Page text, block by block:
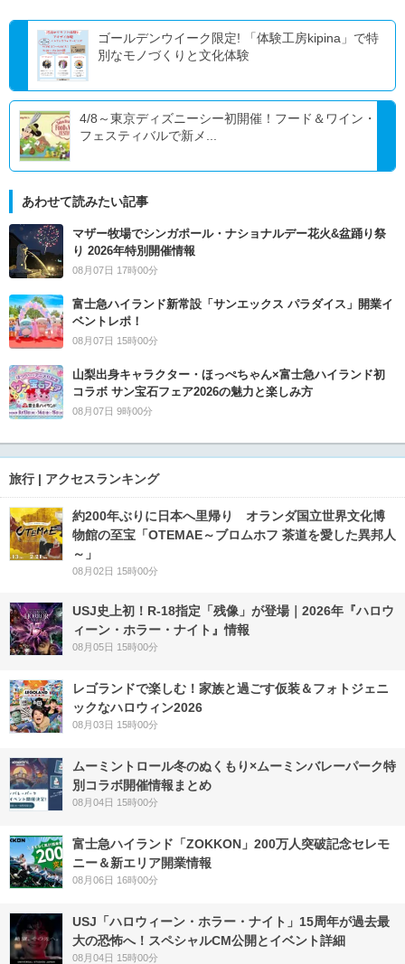
ゴールデンウイーク限定! 「体験工房kipina」で特
別なモノづくりと文化体験
4/8～東京ディズニーシー初開催！フード＆ワイン・
フェスティバルで新メ...
あわせて読みたい記事
マザー牧場でシンガポール・ナショナルデー花火&盆踊り祭
り 2026年特別開催情報
08月07日 17時00分
富士急ハイランド新常設「サンエックス パラダイス」開業イ
ベントレポ！
08月07日 15時00分
山梨出身キャラクター・ほっぺちゃん×富士急ハイランド初
コラボ サン宝石フェア2026の魅力と楽しみ方
08月07日 9時00分
旅行 | アクセスランキング
約200年ぶりに日本へ里帰り オランダ国立世界文化博
物館の至宝「OTEMAE～ブロムホフ 茶道を愛した異邦人
～」
08月02日 15時00分
USJ史上初！R-18指定「残像」が登場｜2026年『ハロウ
ィーン・ホラー・ナイト』情報
08月05日 15時00分
レゴランドで楽しむ！家族と過ごす仮装＆フォトジェニ
ックなハロウィン2026
08月03日 15時00分
ムーミントロール冬のぬくもり×ムーミンバレーパーク特
別コラボ開催情報まとめ
08月04日 15時00分
富士急ハイランド「ZOKKON」200万人突破記念セレモ
ニー＆新エリア開業情報
08月06日 16時00分
USJ「ハロウィーン・ホラー・ナイト」15周年が過去最
大の恐怖へ！スペシャルCM公開とイベント詳細
08月04日 15時00分